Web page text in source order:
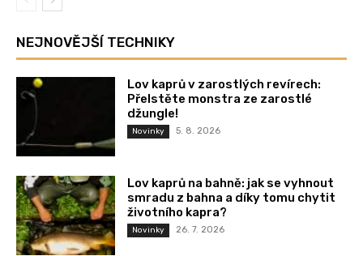
NEJNOVĚJŠÍ TECHNIKY
Lov kaprů v zarostlých revírech:
Přelstěte monstra ze zarostlé
džungle!
Novinky 5. 8. 2026
Lov kaprů na bahně: jak se vyhnout
smradu z bahna a díky tomu chytit
životního kapra?
Novinky 26. 7. 2026